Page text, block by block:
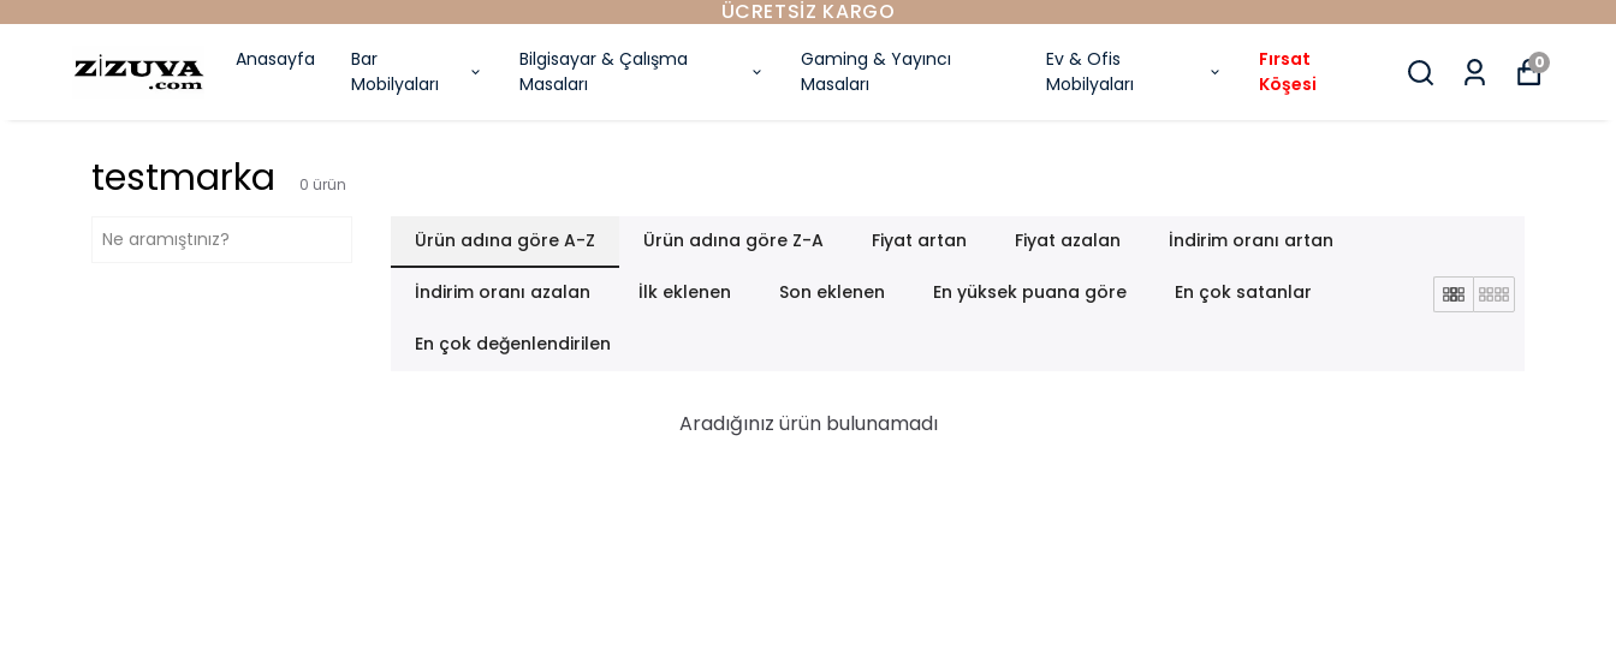
Anasayfa
Bar
Mobilyaları
Bilgisayar & Çalışma
Masaları
Gaming & Yayıncı
Masaları
Ev & Ofis
Mobilyaları
Fırsat
Köşesi
0
testmarka 0 ürün
Ürün adına göre A-Z Ürün adına göre Z-A Fiyat artan Fiyat azalan İndirim oranı artan
İndirim oranı azalan İlk eklenen Son eklenen En yüksek puana göre En çok satanlar
En çok değenlendirilen
Aradığınız ürün bulunamadı